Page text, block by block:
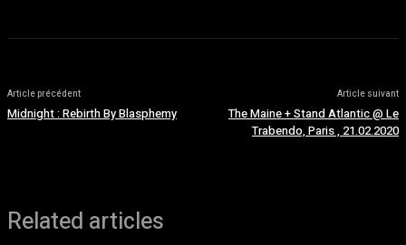
Article précédent
Midnight : Rebirth By Blasphemy
Article suivant
The Maine + Stand Atlantic @ Le
Trabendo, Paris , 21.02.2020
Related articles